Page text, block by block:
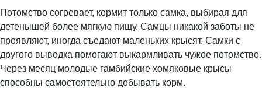
Потомство согревает, кормит только самка, выбирая для
детенышей более мягкую пищу. Самцы никакой заботы не
проявляют, иногда съедают маленьких крысят. Самки с
другого выводка помогают выкармливать чужое потомство.
Через месяц молодые гамбийские хомяковые крысы
способны самостоятельно добывать корм.